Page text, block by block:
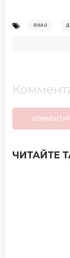
ЯНАО
ЧИТАЙТЕ